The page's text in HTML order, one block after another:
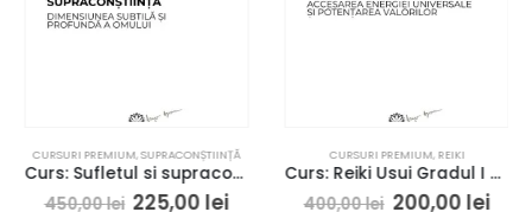
CURSURI PREMIUM,SUPRACONȘTIINȚĂ
Curs: Sufletul si supraconstiinta – Bistrita – acces online
450,00lei 225,00 lei
CURSURI PREMIUM, REIKI
Curs: Reiki Usui Gradul I – Aro Palace Brasov – acces online
400,00lei 200,00 lei